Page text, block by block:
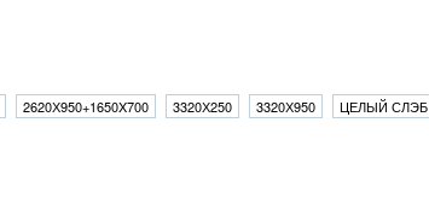
2620Х950+1650X700 3320Х250 3320Х950 ЦЕЛЫЙ СЛЭБ